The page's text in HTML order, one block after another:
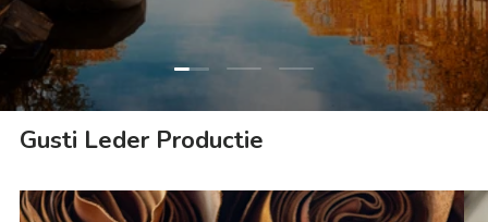
Dia laden 1 van 3
Dia laden 2 van 3
Dia laden 3 van 3
Gusti Leder Productie